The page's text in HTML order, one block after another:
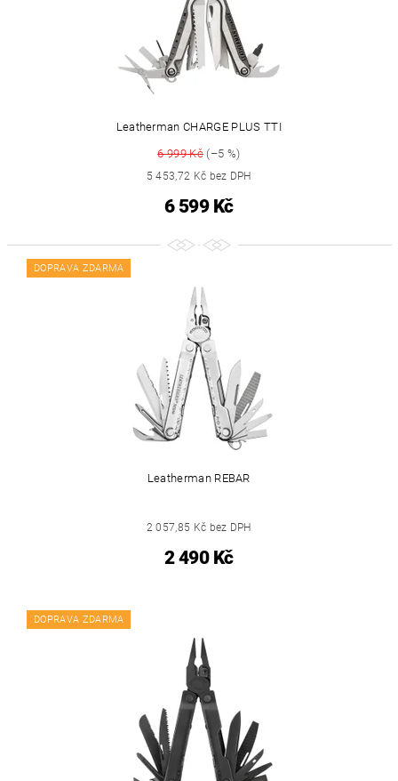
Leatherman CHARGE PLUS TTI
6 999 Kč(–5 %)
5 453,72 Kč bez DPH
6 599 Kč
DOPRAVA ZDARMA
Leatherman REBAR
2 057,85 Kč bez DPH
2 490 Kč
DOPRAVA ZDARMA